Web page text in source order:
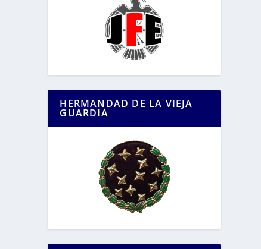
HERMANDAD DE LA VIEJA
GUARDIA